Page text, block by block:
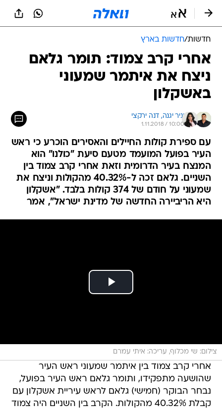
חדשות/חדשות בארץ
אחרי קרב צמוד: תומר גלאם
ניצח את איתמר שמעוני
באשקלון
יניר יגנה, דנה ירקצי
1.11.2018 / 10:00
עם ספירת קולות החיילים והאסירים הוכרע כי ראש
העיר בפועל המועמד מטעם סיעת "כולנו" הוא
המנצח בעיר הדרומית וזאת אחרי קרב צמוד בין
השניים. גלאם זכה ל-40.32% מהקולות וניצח את
שמעוני על חודם של 374 קולות בלבד. "אשקלון
היא הריביירה החדשה של מדינת ישראל", אמר
צילום: שי מכלוף, עריכה: איתי עמרם
אחרי קרב צמוד בין איתמר שמעוני ראש העיר
שהושעה מתפקידו, ותומר גלאם ראש העיר בפועל,
נבחר הבוקר (חמישי) גלאם לראש עיריית אשקלון עם
קבלת 40.32% מהקולות. הקרב בין השניים היה צמוד